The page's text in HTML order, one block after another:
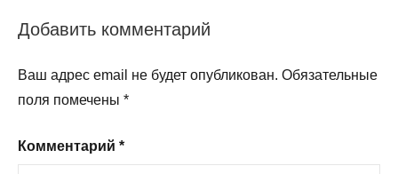
Добавить комментарий
Ваш адрес email не будет опубликован. Обязательные
поля помечены *
Комментарий *